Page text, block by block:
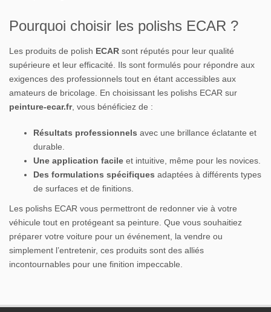
Pourquoi choisir les polishs ECAR ?
Les produits de polish ECAR sont réputés pour leur qualité
supérieure et leur efficacité. Ils sont formulés pour répondre aux
exigences des professionnels tout en étant accessibles aux
amateurs de bricolage. En choisissant les polishs ECAR sur
peinture-ecar.fr, vous bénéficiez de :
Résultats professionnels avec une brillance éclatante et
durable.
Une application facile et intuitive, même pour les novices.
Des formulations spécifiques adaptées à différents types
de surfaces et de finitions.
Les polishs ECAR vous permettront de redonner vie à votre
véhicule tout en protégeant sa peinture. Que vous souhaitiez
préparer votre voiture pour un événement, la vendre ou
simplement l’entretenir, ces produits sont des alliés
incontournables pour une finition impeccable.